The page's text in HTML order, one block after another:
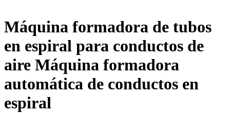
Máquina formadora de tubos
en espiral para conductos de
aire Máquina formadora
automática de conductos en
espiral